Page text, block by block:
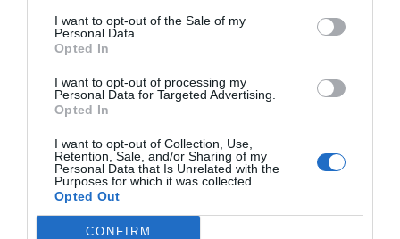
I want to opt-out of the Sale of my
Personal Data.
Opted In
I want to opt-out of processing my
Personal Data for Targeted Advertising.
Opted In
I want to opt-out of Collection, Use,
Retention, Sale, and/or Sharing of my
Personal Data that Is Unrelated with the
Purposes for which it was collected.
Opted Out
CONFIRM
Índex2P
Nombramiento
Decathlon